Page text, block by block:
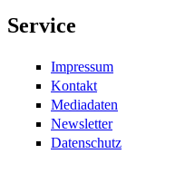
Service
Impressum
Kontakt
Mediadaten
Newsletter
Datenschutz